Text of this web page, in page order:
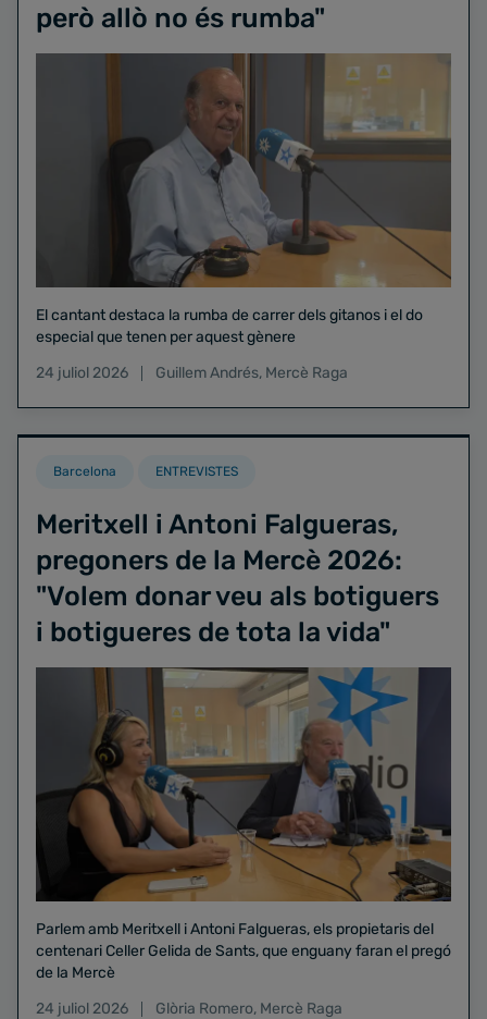
però allò no és rumba"
El cantant destaca la rumba de carrer dels gitanos i el do
especial que tenen per aquest gènere
24 juliol 2026
Guillem Andrés, Mercè Raga
Barcelona ENTREVISTES
Meritxell i Antoni Falgueras,
pregoners de la Mercè 2026:
"Volem donar veu als botiguers
i botigueres de tota la vida"
Parlem amb Meritxell i Antoni Falgueras, els propietaris del
centenari Celler Gelida de Sants, que enguany faran el pregó
de la Mercè
24 juliol 2026
Glòria Romero, Mercè Raga